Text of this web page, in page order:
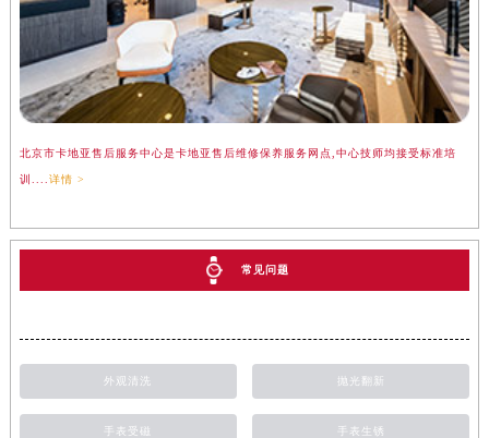
北京市卡地亚售后服务中心是卡地亚售后维修保养服务网点,中心技师均接受标准培
训.... 详情 >
常见问题
外观清洗 抛光翻新
手表受磁 手表生锈